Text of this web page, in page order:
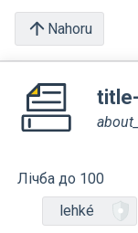
Nahoru
Лічба до 100
lehké